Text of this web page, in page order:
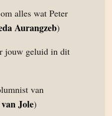
alles wat Peter
Aurangzeb)
jouw geluid in dit
van
Jole)